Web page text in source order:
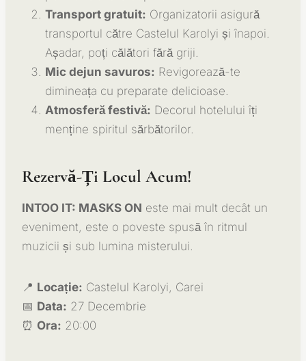
Transport gratuit: Organizatorii asigură
transportul către Castelul Karolyi și înapoi.
Așadar, poți călători fără griji.
Mic dejun savuros: Revigorează-te
dimineața cu preparate delicioase.
Atmosferă festivă: Decorul hotelului îți
menține spiritul sărbătorilor.
Rezervă-Ți Locul Acum!
INTOO IT: MASKS ON este mai mult decât un
eveniment, este o poveste spusă în ritmul
muzicii și sub lumina misterului.
📍 Locație: Castelul Karolyi, Carei
📅 Data: 27 Decembrie
⏰ Ora: 20:00